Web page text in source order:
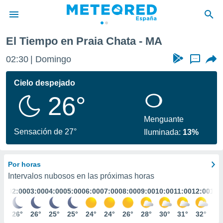
de
por
se
calidad.
a este
las
y
forma
digital
basada
El Tiempo en Praia Chata - MA
02:30 Domingo ...
Cielo despejado
26°
Sensación de 27°
Menguante
Iluminada: 13%
Por horas
Intervalos nubosos en las próximas horas
02:00
26°
03:00
26°
04:00
25°
05:00
25°
06:00
24°
07:00
24°
08:00
26°
09:00
28°
10:00
30°
11:00
31°
12:00
32°